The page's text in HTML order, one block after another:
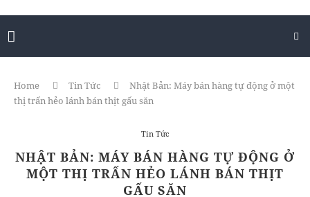
Home Tin Tức
Nhật Bản: Máy bán hàng tự động ở một
thị trấn hẻo lánh bán thịt gấu săn
Tin Tức
NHẬT BẢN: MÁY BÁN HÀNG TỰ ĐỘNG Ở
MỘT THỊ TRẤN HẺO LÁNH BÁN THỊT
GẤU SĂN